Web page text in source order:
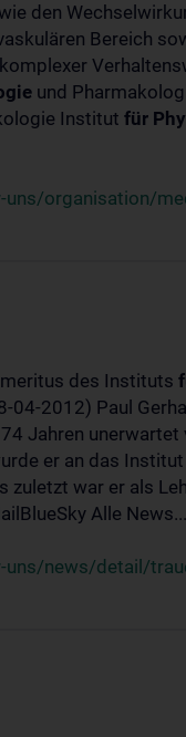
den
Bereich
und
Institut für
organisation/
des Instituts
04-2012) Paul
Jahren
er an das Institut
war er als
Alle News...
news/detail/